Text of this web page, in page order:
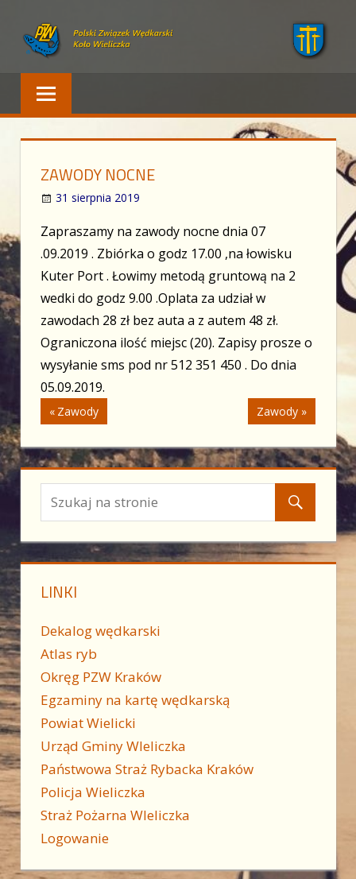
content
Polski Związek Wędkarski – Wieliczka
ZAWODY NOCNE
31 sierpnia 2019
Zapraszamy na zawody nocne dnia 07
.09.2019 . Zbiórka o godz 17.00 ,na łowisku
Kuter Port . Łowimy metodą gruntową na 2
wedki do godz 9.00 .Oplata za udział w
zawodach 28 zł bez auta a z autem 48 zł.
Ograniczona ilość miejsc (20). Zapisy prosze o
wysyłanie sms pod nr 512 351 450 . Do dnia
05.09.2019.
Nawigacja
wpisu
Previous
Post:
Zawody
Next
Post:
Zawody
LINKI
Dekalog wędkarski
Atlas ryb
Okręg PZW Kraków
Egzaminy na kartę wędkarską
Powiat Wielicki
Urząd Gminy WIeliczka
Państwowa Straż Rybacka Kraków
Policja Wieliczka
Straż Pożarna WIeliczka
Logowanie